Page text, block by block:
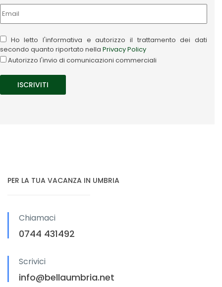
Ho letto l'informativa e autorizzo il trattamento dei dati
secondo quanto riportato nella Privacy Policy
Autorizzo l'invio di comunicazioni commerciali
PER LA TUA VACANZA IN UMBRIA
Chiamaci
0744 431492
Scrivici
info@bellaumbria.net